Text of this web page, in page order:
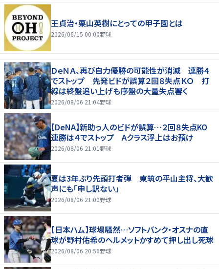
王貞治・栗山英樹にとっての甲子園とは
2026/06/15 00:00野球
ＤｅＮＡ、再び自力優勝の可能性が消滅 連勝４
でストップ 先発ビドが誤算２回８失点ＫＯ 打
線は終盤追い上げも序盤の大量失点響く
2026/08/06 21:04野球
【DeNA】新助っ人のビドが誤算…２回８失点KO
連勝は４でストップ Aクラス浮上はお預け
2026/08/06 21:01 野球
夏は3年ぶり先頭打者弾 東筑の平山主将、大歓
声にも「申し訳ない」
2026/08/06 21:00野球
【日本ハム】球場騒然…ソフトバンク・オスナの直
球が野村佑希のヘルメットかすめて押し出し死球
2026/08/06 20:56野球